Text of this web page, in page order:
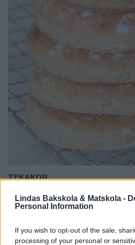
Lindas Bakskola & Matskola -
Personal Information
If you wish to opt-out of the sale,
processing of your personal or
TEKAKOR
familjen älskar dem. Ett bröd för
eller Facebook (klicka här) så får du
direkt i ditt flöde! Tekakor Ca 30 st